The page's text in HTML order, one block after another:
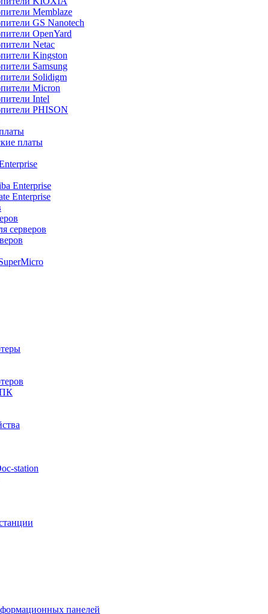
Memblaze
GS Nanotech
OpenYard
Netac
Kingston
Samsung
Solidigm
Micron
Intel
PHISON
платы
Enterprise
Enterprise
серверов
ПК
station
панелей